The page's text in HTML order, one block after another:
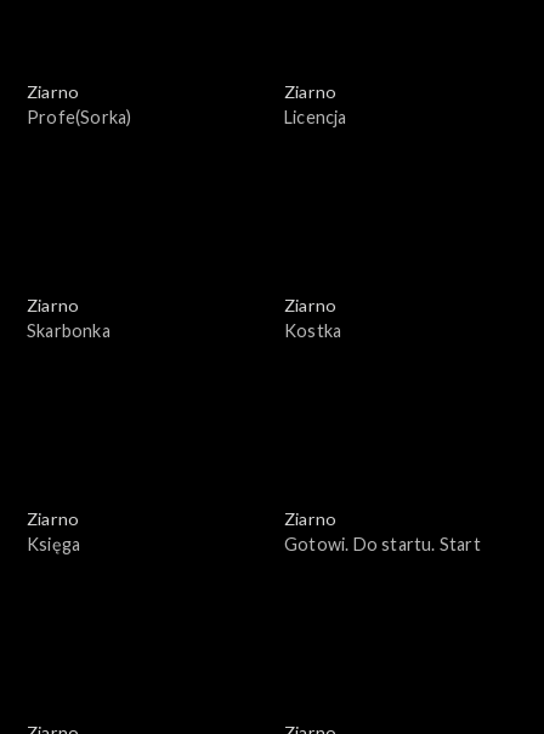
Ziarno
Profe(Sorka)
Ziarno
Licencja
Ziarno
Skarbonka
Ziarno
Kostka
Ziarno
Księga
Ziarno
Gotowi. Do startu. Start